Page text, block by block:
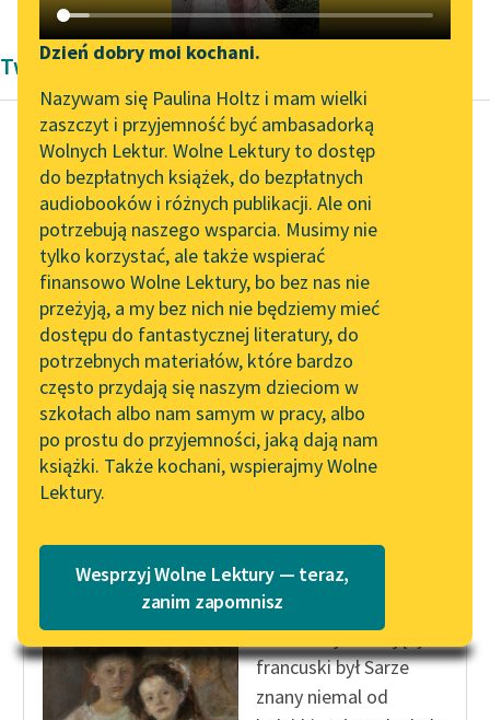
Katalog DAISY
Podkasty o książkach
Zgłoś brak utworu
Aktualności
Zapraszamy na spotkanie
online z tłumaczkami
literatury skandynawskiej
Spotkanie z Katarzyną
Tunkiel w Oslo
Wolne Lektury na 32.
Pol’and’Rock Festivalu
„Kochanek Lady
Chatterley” do słuchania
na Wolnych Lekturach
Nowy audiobook –
„Marzenie o Oriencie”
Lektury szkolne i klasyka
literatury do słuchania dla
uczennic i uczniów z
Narzędzia
Mapa Wolnych Lektur
Leśmianator
Przewodnik dla piszących i
czytających
API
OAI-PMH
Widget Wolnych Lektur
Przypisy
Katalog w formacie PDF
Dzień dobry moi kochani.
Nazywam się Paulina Holtz i mam wielki
zaszczyt i przyjemność być ambasadorką
Wolnych Lektur. Wolne Lektury to dostęp
do bezpłatnych książek, do bezpłatnych
audiobooków i różnych publikacji. Ale oni
potrzebują naszego wsparcia. Musimy nie
tylko korzystać, ale także wspierać
finansowo Wolne Lektury, bo bez nas nie
przeżyją, a my bez nich nie będziemy mieć
dostępu do fantastycznej literatury, do
potrzebnych materiałów, które bardzo
często przydają się naszym dzieciom w
szkołach albo nam samym w pracy, albo
po prostu do przyjemności, jaką dają nam
książki. Także kochani, wspierajmy Wolne
Lektury.
Wesprzyj Wolne Lektury — teraz,
zanim zapomnisz
Twórczość Frances Hodgson Burnett
Frances Hodgson Burnett
Mała księżniczka
Przyczyną
umieszczenia Sary w
zakładzie miss Minchin
było to, że tutaj
wychowały się w
swoim...
Czytaj więcej
Frances Hodgson Burnett
Mała księżniczka
W istocie jednak język
francuski był Sarze
znany niemal od